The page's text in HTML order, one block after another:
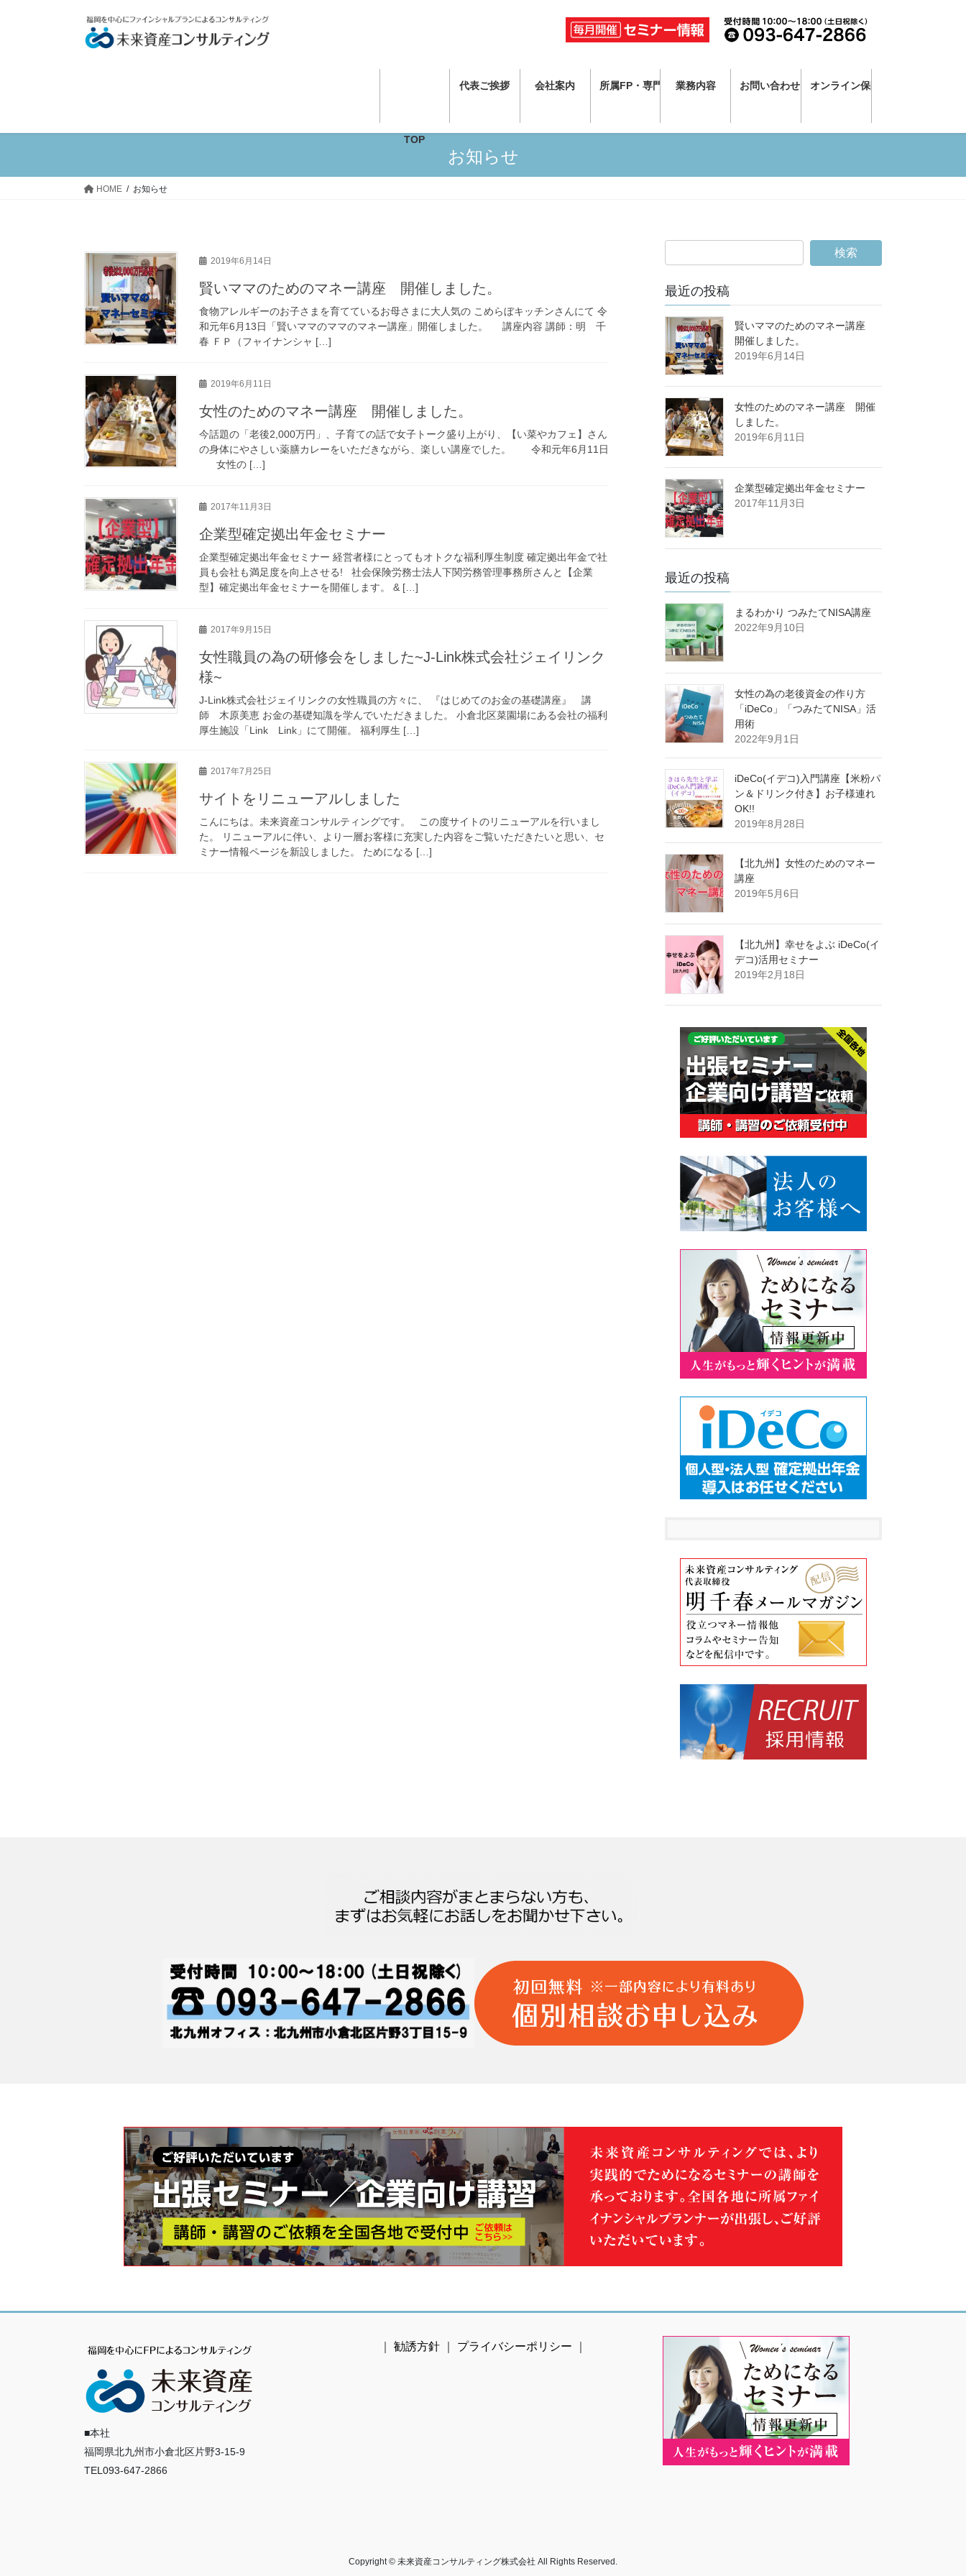
TOP
代表ご挨拶 会社案内 所属FP・専門家 業務内容 お問い合わせ オンライン保険相談
お知らせ
HOME お知らせ
2019年6月14日
賢いママのためのマネー講座 開催しました。
食物アレルギーのお子さまを育てているお母さまに大人気の こめらぼキッチンさんにて 令
和元年6月13日「賢いママのママのマネー講座」開催しました。 講座内容 講師：明 千
春 ＦＰ（フャイナンシャ […]
2019年6月11日
女性のためのマネー講座 開催しました。
今話題の「老後2,000万円」、子育ての話で女子トーク盛り上がり、【い菜やカフェ】さん
の身体にやさしい薬膳カレーをいただきながら、楽しい講座でした。 令和元年6月11日
女性の […]
2017年11月3日
企業型確定拠出年金セミナー
企業型確定拠出年金セミナー 経営者様にとってもオトクな福利厚生制度 確定拠出年金で社
員も会社も満足度を向上させる! 社会保険労務士法人下関労務管理事務所さんと【企業
型】確定拠出年金セミナーを開催します。 & […]
2017年9月15日
女性職員の為の研修会をしました~J-Link株式会社ジェイリンク
様~
J-Link株式会社ジェイリンクの女性職員の方々に、 『はじめてのお金の基礎講座』 講
師 木原美恵 お金の基礎知識を学んでいただきました。 小倉北区菜園場にある会社の福利
厚生施設「Link Link」にて開催。 福利厚生 […]
2017年7月25日
サイトをリニューアルしました
こんにちは。未来資産コンサルティングです。 この度サイトのリニューアルを行いまし
た。 リニューアルに伴い、より一層お客様に充実した内容をご覧いただきたいと思い、セ
ミナー情報ページを新設しました。 ためになる […]
最近の投稿
賢いママのためのマネー講座
開催しました。
2019年6月14日
女性のためのマネー講座 開催
しました。
2019年6月11日
企業型確定拠出年金セミナー
2017年11月3日
最近の投稿
まるわかり つみたてNISA講座
2022年9月10日
女性の為の老後資金の作り方
「iDeCo」「つみたてNISA」活
用術
2022年9月1日
iDeCo(イデコ)入門講座【米粉パ
ン＆ドリンク付き】お子様連れ
OK!!
2019年8月28日
【北九州】女性のためのマネー
講座
2019年5月6日
【北九州】幸せをよぶ iDeCo(イ
デコ)活用セミナー
2019年2月18日
■本社
福岡県北九州市小倉北区片野3-15-9
TEL093-647-2866
勧誘方針 プライバシーポリシー
Copyright © 未来資産コンサルティング株式会社 All Rights Reserved.